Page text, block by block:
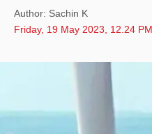
Author: Sachin K
Friday, 19 May 2023, 12.24 PM